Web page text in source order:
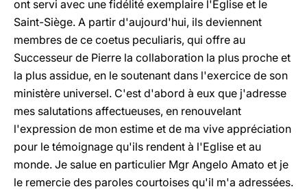
ont servi avec une fidélité exemplaire l'Eglise et le
Saint-Siège. A partir d'aujourd'hui, ils deviennent
membres de ce coetus peculiaris, qui offre au
Successeur de Pierre la collaboration la plus proche et
la plus assidue, en le soutenant dans l'exercice de son
ministère universel. C'est d'abord à eux que j'adresse
mes salutations affectueuses, en renouvelant
l'expression de mon estime et de ma vive appréciation
pour le témoignage qu'ils rendent à l'Eglise et au
monde. Je salue en particulier Mgr Angelo Amato et je
le remercie des paroles courtoises qu'il m'a adressées.